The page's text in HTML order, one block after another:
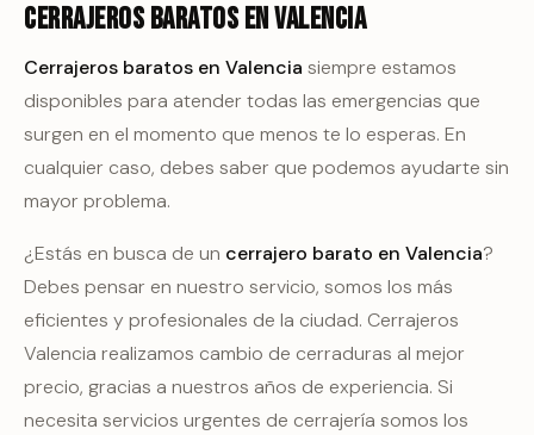
Cerrajeros baratos en Valencia
Cerrajeros baratos en Valencia siempre estamos
disponibles para atender todas las emergencias que
surgen en el momento que menos te lo esperas. En
cualquier caso, debes saber que podemos ayudarte sin
mayor problema.
¿Estás en busca de un cerrajero barato en Valencia?
Debes pensar en nuestro servicio, somos los más
eficientes y profesionales de la ciudad. Cerrajeros
Valencia realizamos cambio de cerraduras al mejor
precio, gracias a nuestros años de experiencia. Si
necesita servicios urgentes de cerrajería somos los